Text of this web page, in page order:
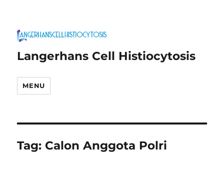
Langerhans Cell Histiocytosis
MENU
Tag: Calon Anggota Polri